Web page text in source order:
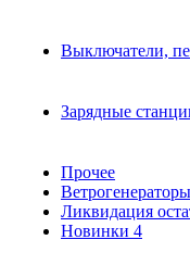
Выключатели,
Зарядные
Прочее
Ветрогенераторы
Ликвидация
Новинки 4